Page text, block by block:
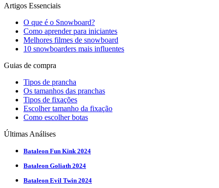
Artigos Essenciais
O que é o Snowboard?
Como aprender para iniciantes
Melhores filmes de snowboard
10 snowboarders mais influentes
Guias de compra
Tipos de prancha
Os tamanhos das pranchas
Tipos de fixações
Escolher tamanho da fixação
Como escolher botas
Últimas Análises
Bataleon Fun Kink 2024
Bataleon Goliath 2024
Bataleon Evil Twin 2024